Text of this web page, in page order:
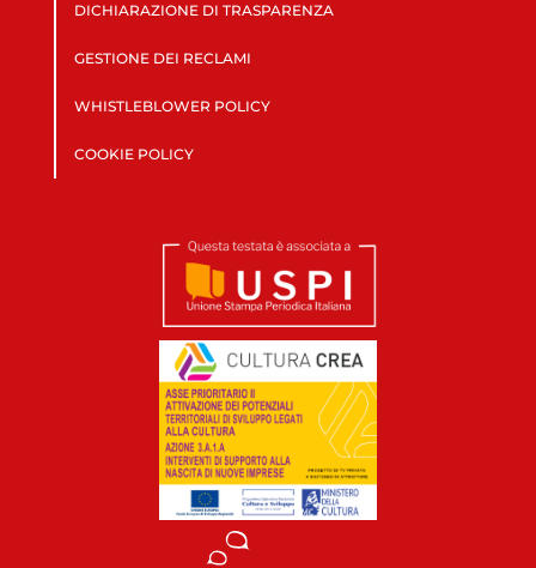
DICHIARAZIONE DI TRASPARENZA
GESTIONE DEI RECLAMI
WHISTLEBLOWER POLICY
COOKIE POLICY